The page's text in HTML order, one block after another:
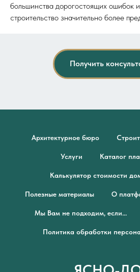
большинства дорогостоящих ошибок
строительство значительно более
Получить
Архитектурное бюро
Услуги Каталог
Калькулятор стоимости
Полезные материалы О
Мы Вам не подходим, если...
Политика обработки